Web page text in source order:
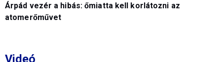
Árpád vezér a hibás: őmiatta kell korlátozni az
atomerőművet
Videó